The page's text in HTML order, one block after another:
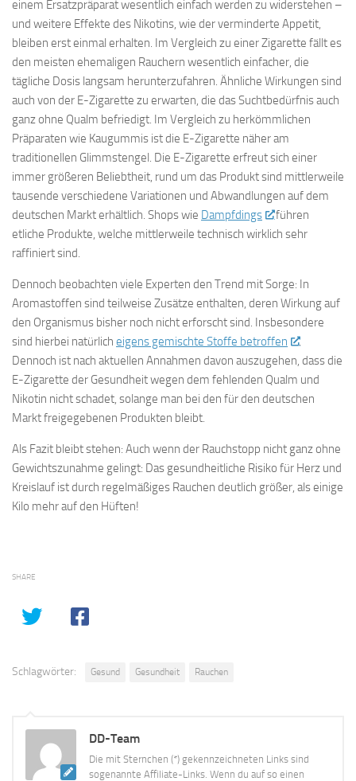
einem Ersatzpräparat wesentlich einfach werden zu widerstehen –
und weitere Effekte des Nikotins, wie der verminderte Appetit,
bleiben erst einmal erhalten. Im Vergleich zu einer Zigarette fällt es
den meisten ehemaligen Rauchern wesentlich einfacher, die
tägliche Dosis langsam herunterzufahren. Ähnliche Wirkungen sind
auch von der E-Zigarette zu erwarten, die das Suchtbedürfnis auch
ganz ohne Qualm befriedigt. Im Vergleich zu herkömmlichen
Präparaten wie Kaugummis ist die E-Zigarette näher am
traditionellen Glimmstengel. Die E-Zigarette erfreut sich einer
immer größeren Beliebtheit, rund um das Produkt sind mittlerweile
tausende verschiedene Variationen und Abwandlungen auf dem
deutschen Markt erhältlich. Shops wie Dampfdings
führen
etliche Produkte, welche mittlerweile technisch wirklich sehr
raffiniert sind.
Dennoch beobachten viele Experten den Trend mit Sorge: In
Aromastoffen sind teilweise Zusätze enthalten, deren Wirkung auf
den Organismus bisher noch nicht erforscht sind. Insbesondere
sind hierbei natürlich eigens gemischte Stoffe betroffen
.
Dennoch ist nach aktuellen Annahmen davon auszugehen, dass die
E-Zigarette der Gesundheit wegen dem fehlenden Qualm und
Nikotin nicht schadet, solange man bei den für den deutschen
Markt freigegebenen Produkten bleibt.
Als Fazit bleibt stehen: Auch wenn der Rauchstopp nicht ganz ohne
Gewichtszunahme gelingt: Das gesundheitliche Risiko für Herz und
Kreislauf ist durch regelmäßiges Rauchen deutlich größer, als einige
Kilo mehr auf den Hüften!
SHARE
Schlagwörter: Gesund Gesundheit Rauchen
DD-Team
Die mit Sternchen (*) gekennzeichneten Links sind
sogenannte Affiliate-Links. Wenn du auf so einen